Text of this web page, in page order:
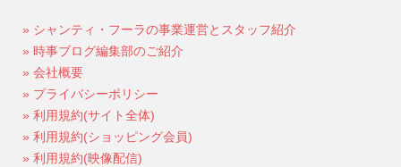
» シャンティ・フーラの事業運営とスタッフ紹介
» 時事ブログ編集部のご紹介
» 会社概要
» プライバシーポリシー
» 利用規約(サイト全体)
» 利用規約(ショッピング会員)
» 利用規約(映像配信)